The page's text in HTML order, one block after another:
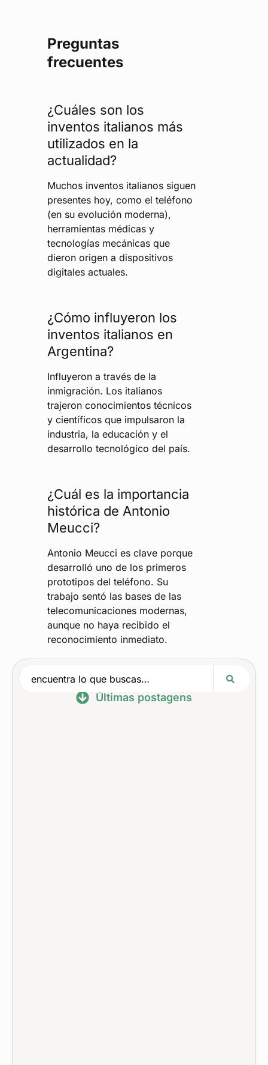
Últimas postagens
Preguntas
frecuentes
¿Cuáles son los
inventos italianos más
utilizados en la
actualidad?
Muchos inventos italianos siguen
presentes hoy, como el teléfono
(en su evolución moderna),
herramientas médicas y
tecnologías mecánicas que
dieron origen a dispositivos
digitales actuales.
¿Cómo influyeron los
inventos italianos en
Argentina?
Influyeron a través de la
inmigración. Los italianos
trajeron conocimientos técnicos
y científicos que impulsaron la
industria, la educación y el
desarrollo tecnológico del país.
¿Cuál es la importancia
histórica de Antonio
Meucci?
Antonio Meucci es clave porque
desarrolló uno de los primeros
prototipos del teléfono. Su
trabajo sentó las bases de las
telecomunicaciones modernas,
aunque no haya recibido el
reconocimiento inmediato.